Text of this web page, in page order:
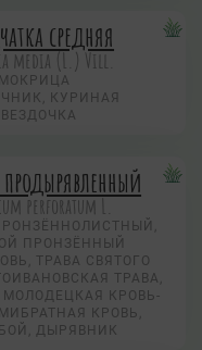
средняя
media (L.) Vill.
МОКРИЦА
КУРИНАЯ
продырявленный
perforatum L.
ПРОНЗЁННЫЙ
ТРАВА СВЯТОГО
ТРАВА,
МОЛОДЕЦКАЯ КРОВЬ-
КРОВЬ,
ДЫРЯВНИК